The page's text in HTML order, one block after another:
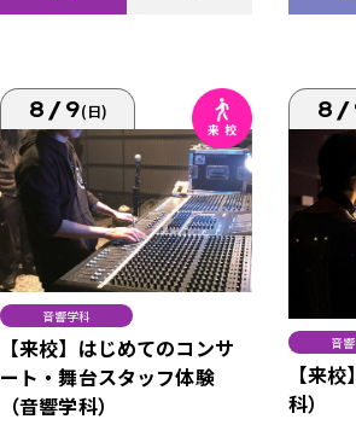
8/9(日)
音響学科
【来校】はじめてのコンサ
ート・舞台スタッフ体験
（音響学科）
8/
音
【来
科）